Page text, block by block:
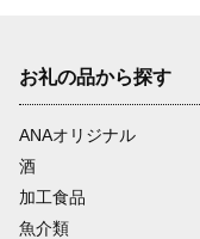
お礼の品から探す
ANAオリジナル
酒
加工食品
魚介類